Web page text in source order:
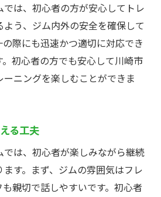
は、初心者の方が安心してトレ
う、ジム内外の安全を確保して
際にも迅速かつ適切に対応でき
初心者の方でも安心して川崎市
ニングを楽しむことができま
る工夫
は、初心者が楽しみながら継続
す。まず、ジムの雰囲気はフレ
親切で話しやすいです。初心者